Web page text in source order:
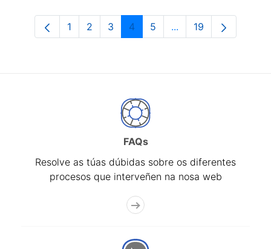
Páxina
1 Páxina
2 Páxina
3 Páxina
4 Páxina
5 ...Páxinas intermedias
Páxina
19
FAQs
Resolve as túas dúbidas sobre os diferentes
procesos que interveñen na nosa web